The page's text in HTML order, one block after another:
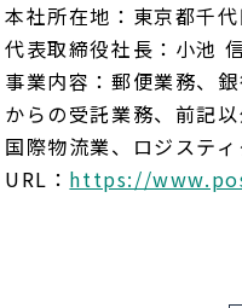
本社所在地：東京都千
代表取締役社長：小池
事業内容：郵便業務、
からの受託業務、前記
国際物流業、ロジステ
URL： https://